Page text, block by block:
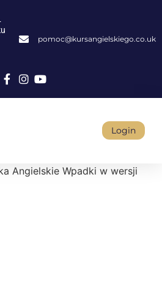
pomoc@kursangielskiego.co.uk
Login
Angielskie Wpadki w wersji